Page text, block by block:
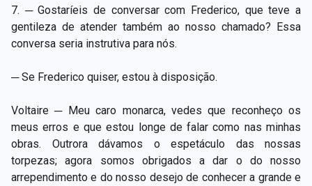
7. ─ Gostaríeis de conversar com Frederico, que teve a
gentileza de atender também ao nosso chamado? Essa
conversa seria instrutiva para nós.
─ Se Frederico quiser, estou à disposição.
Voltaire ─ Meu caro monarca, vedes que reconheço os
meus erros e que estou longe de falar como nas minhas
obras. Outrora dávamos o espetáculo das nossas
torpezas; agora somos obrigados a dar o do nosso
arrependimento e do nosso desejo de conhecer a grande e